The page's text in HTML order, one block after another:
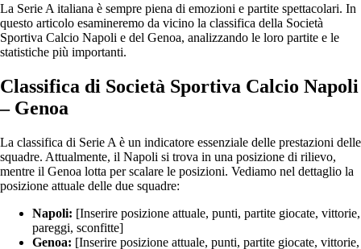
La Serie A italiana è sempre piena di emozioni e partite spettacolari. In
questo articolo esamineremo da vicino la classifica della Società
Sportiva Calcio Napoli e del Genoa, analizzando le loro partite e le
statistiche più importanti.
Classifica di Società Sportiva Calcio Napoli
– Genoa
La classifica di Serie A è un indicatore essenziale delle prestazioni delle
squadre. Attualmente, il Napoli si trova in una posizione di rilievo,
mentre il Genoa lotta per scalare le posizioni. Vediamo nel dettaglio la
posizione attuale delle due squadre:
Napoli: [Inserire posizione attuale, punti, partite giocate, vittorie,
pareggi, sconfitte]
Genoa: [Inserire posizione attuale, punti, partite giocate, vittorie,